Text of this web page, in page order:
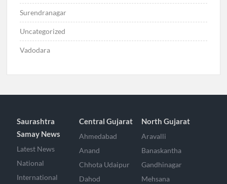
Surendranagar
Uncategorized
Vadodara
Saurashtra
Samay News
Latest News
National
International
Central Gujarat
Ahmedabad
Anand
Chhota Udaipur
Dahod
North Gujarat
Aravalli
Banaskantha
Gandhinagar
Mehsana